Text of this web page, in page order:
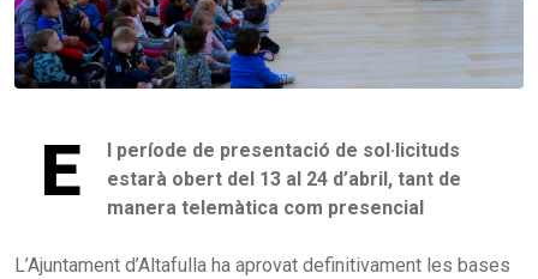
E
l període de presentació de sol·licituds
estarà obert del 13 al 24 d’abril, tant de
manera telemàtica com presencial
L’Ajuntament d’Altafulla ha aprovat definitivament les bases